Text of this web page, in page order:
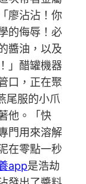
廖沾沾！你
的侮辱！必
醬油，以及
」醋罐機器
口，正在聚
尾服的小爪
他。「快
門用來溶解
在零點一秒
app是浩劫